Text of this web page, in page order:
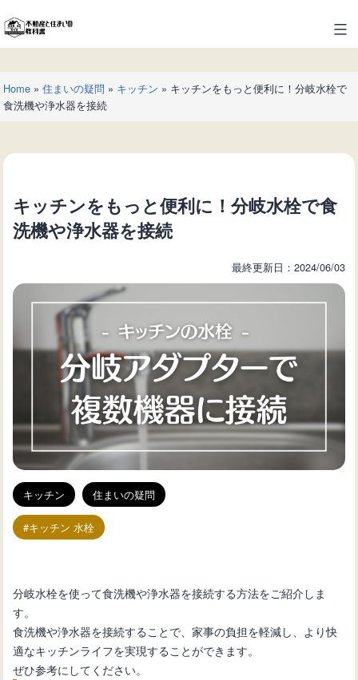
ン
テ
ツ
へ
ス
ッ
不
動
産
と
住
の
書
Home» 住まいの疑問 » キッチン » キッチンをもっと便利に！分岐水栓で
食洗機や浄水器を接続
キッチンをもっと便利に！分岐水栓で食
洗機や浄水器を接続
最終更新日：2024/06/03
キッチン 住まいの疑問
キッチン 水栓
分岐水栓を使って食洗機や浄水器を接続する方法をご紹介しま
す。
食洗機や浄水器を接続することで、家事の負担を軽減し、より快
適なキッチンライフを実現することができます。
ぜひ参考にしてください。